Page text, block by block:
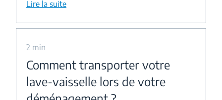
Lire la suite
2 min
Comment transporter votre
lave-vaisselle lors de votre